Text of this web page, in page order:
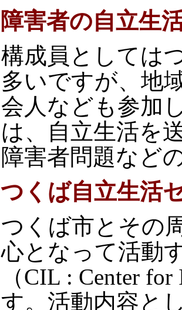
障害者の自立生
構成員としては
多いですが、地
会人なども参加
は、自立生活を
障害者問題など
つくば自立生活
つくば市とその
心となって活動
（CIL : Center
す。活動内容と